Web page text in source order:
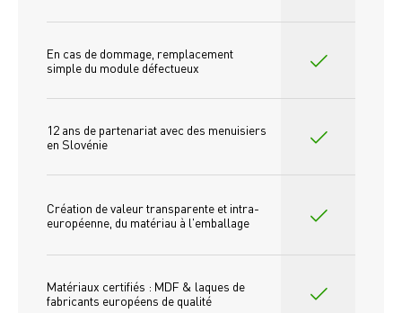
En cas de dommage, remplacement
simple du module défectueux
12 ans de partenariat avec des menuisiers
en Slovénie
Création de valeur transparente et intra-
européenne, du matériau à l'emballage
Matériaux certifiés : MDF & laques de
fabricants européens de qualité